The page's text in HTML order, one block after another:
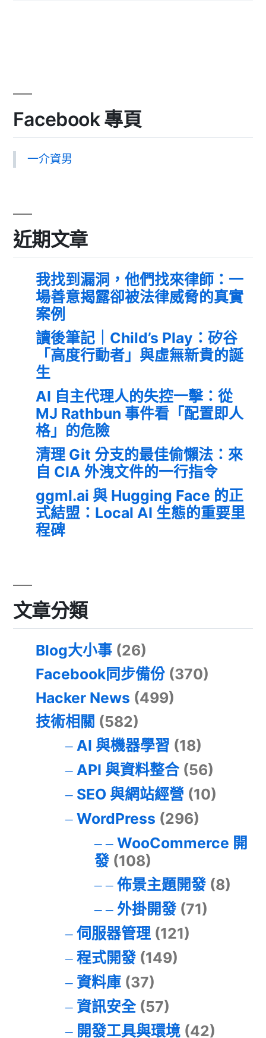
Facebook 專頁
一介資男
近期文章
我找到漏洞，他們找來律師：一
場善意揭露卻被法律威脅的真實
案例
讀後筆記｜Child’s Play：矽谷
「高度行動者」與虛無新貴的誕
生
AI 自主代理人的失控一擊：從
MJ Rathbun 事件看「配置即人
格」的危險
清理 Git 分支的最佳偷懶法：來
自 CIA 外洩文件的一行指令
ggml.ai 與 Hugging Face 的正
式結盟：Local AI 生態的重要里
程碑
文章分類
Blog大小事 (26)
Facebook同步備份 (370)
Hacker News (499)
技術相關 (582)
AI 與機器學習 (18)
API 與資料整合(56)
SEO 與網站經營 (10)
WordPress (296)
WooCommerce 開
發(108)
佈景主題開發(8)
外掛開發(71)
伺服器管理(121)
程式開發(149)
資料庫(37)
資訊安全(57)
開發工具與環境(42)